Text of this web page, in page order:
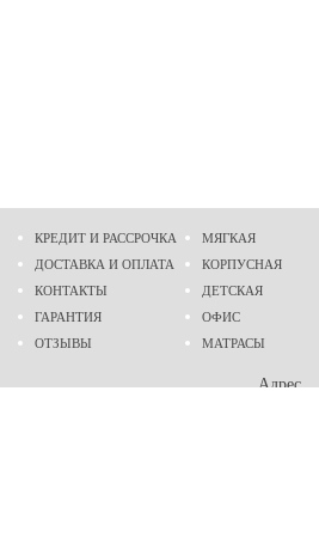
КРЕДИТ И РАССРОЧКА
ДОСТАВКА И ОПЛАТА
КОНТАКТЫ
ГАРАНТИЯ
ОТЗЫВЫ
МЯГКАЯ
КОРПУСНАЯ
ДЕТСКАЯ
ОФИС
МАТРАСЫ
Адрес